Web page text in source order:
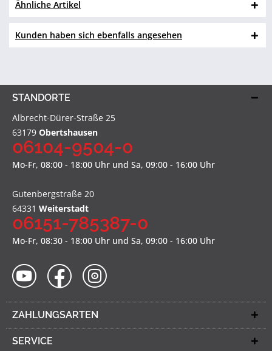
Ähnliche Artikel
Kunden haben sich ebenfalls angesehen
STANDORTE
Albrecht-Dürer-Straße 25
63179 Obertshausen
06104-9504-0
Mo-Fr, 08:00 - 18:00 Uhr und Sa, 09:00 - 16:00 Uhr
Gutenbergstraße 20
64331 Weiterstadt
06151-785387-0
Mo-Fr, 08:30 - 18:00 Uhr und Sa, 09:00 - 16:00 Uhr
ZAHLUNGSARTEN
SERVICE